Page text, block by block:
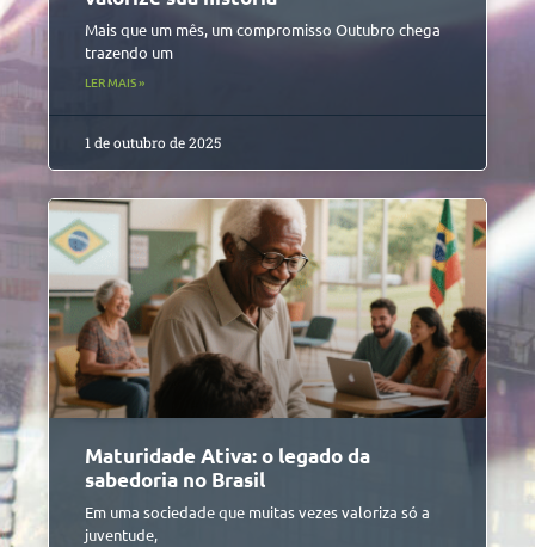
Mais que um mês, um compromisso Outubro chega
trazendo um
LER MAIS »
1 de outubro de 2025
Maturidade Ativa: o legado da
sabedoria no Brasil
Em uma sociedade que muitas vezes valoriza só a
juventude,